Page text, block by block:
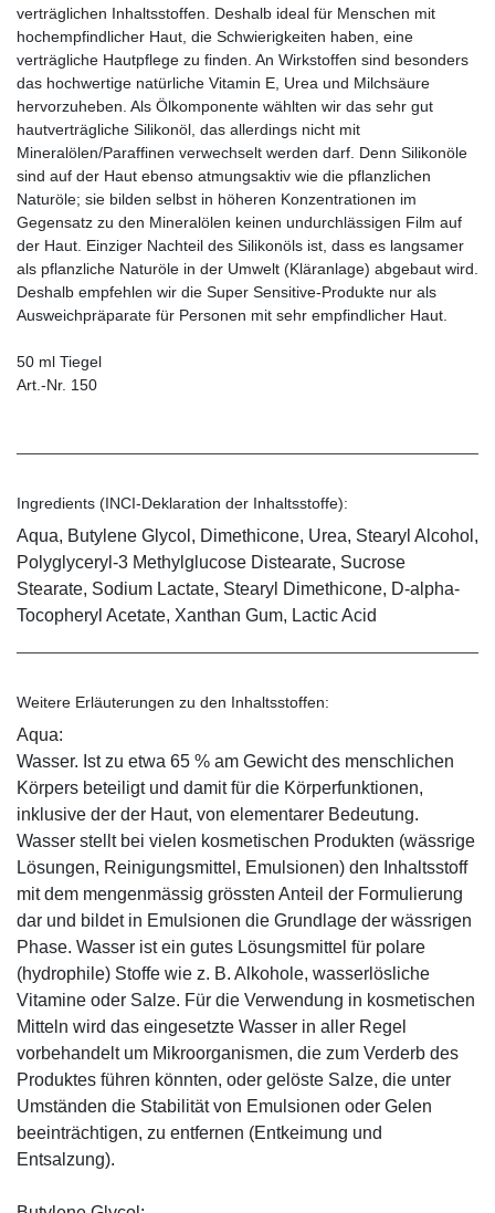
verträglichen Inhaltsstoffen. Deshalb ideal für Menschen mit
hochempfindlicher Haut, die Schwierigkeiten haben, eine
verträgliche Hautpflege zu finden. An Wirkstoffen sind besonders
das hochwertige natürliche Vitamin E, Urea und Milchsäure
hervorzuheben. Als Ölkomponente wählten wir das sehr gut
hautverträgliche Silikonöl, das allerdings nicht mit
Mineralölen/Paraffinen verwechselt werden darf. Denn Silikonöle
sind auf der Haut ebenso atmungsaktiv wie die pflanzlichen
Naturöle; sie bilden selbst in höheren Konzentrationen im
Gegensatz zu den Mineralölen keinen undurchlässigen Film auf
der Haut. Einziger Nachteil des Silikonöls ist, dass es langsamer
als pflanzliche Naturöle in der Umwelt (Kläranlage) abgebaut wird.
Deshalb empfehlen wir die Super Sensitive-Produkte nur als
Ausweichpräparate für Personen mit sehr empfindlicher Haut.
50 ml Tiegel
Art.-Nr. 150
Ingredients (INCI-Deklaration der Inhaltsstoffe):
Aqua, Butylene Glycol, Dimethicone, Urea, Stearyl Alcohol,
Polyglyceryl-3 Methylglucose Distearate, Sucrose
Stearate, Sodium Lactate, Stearyl Dimethicone, D-alpha-
Tocopheryl Acetate, Xanthan Gum, Lactic Acid
Weitere Erläuterungen zu den Inhaltsstoffen:
Aqua:
Wasser. Ist zu etwa 65 % am Gewicht des menschlichen
Körpers beteiligt und damit für die Körperfunktionen,
inklusive der der Haut, von elementarer Bedeutung.
Wasser stellt bei vielen kosmetischen Produkten (wässrige
Lösungen, Reinigungsmittel, Emulsionen) den Inhaltsstoff
mit dem mengenmässig grössten Anteil der Formulierung
dar und bildet in Emulsionen die Grundlage der wässrigen
Phase. Wasser ist ein gutes Lösungsmittel für polare
(hydrophile) Stoffe wie z. B. Alkohole, wasserlösliche
Vitamine oder Salze. Für die Verwendung in kosmetischen
Mitteln wird das eingesetzte Wasser in aller Regel
vorbehandelt um Mikroorganismen, die zum Verderb des
Produktes führen könnten, oder gelöste Salze, die unter
Umständen die Stabilität von Emulsionen oder Gelen
beeinträchtigen, zu entfernen (Entkeimung und
Entsalzung).